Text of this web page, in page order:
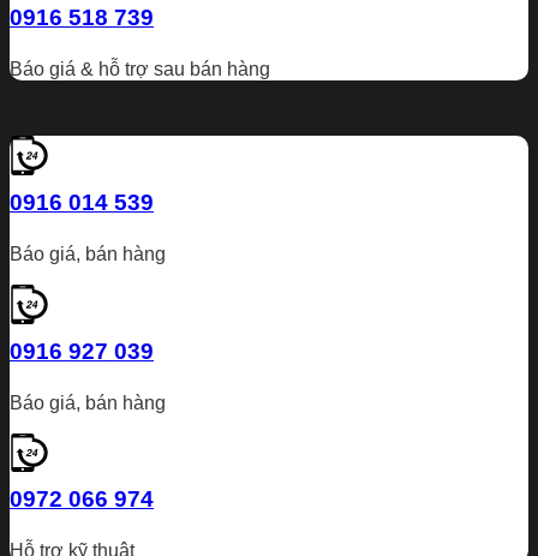
0916 518 739
Báo giá & hỗ trợ sau bán hàng
0916 014 539
Báo giá, bán hàng
0916 927 039
Báo giá, bán hàng
0972 066 974
Hỗ trợ kỹ thuật